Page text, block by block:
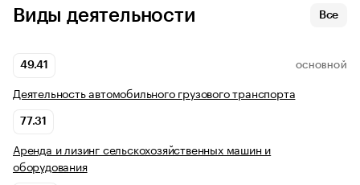
Виды деятельности Все
49.41 ОСНОВНОЙ
Деятельность автомобильного грузового транспорта
77.31
Аренда и лизинг сельскохозяйственных машин и
оборудования